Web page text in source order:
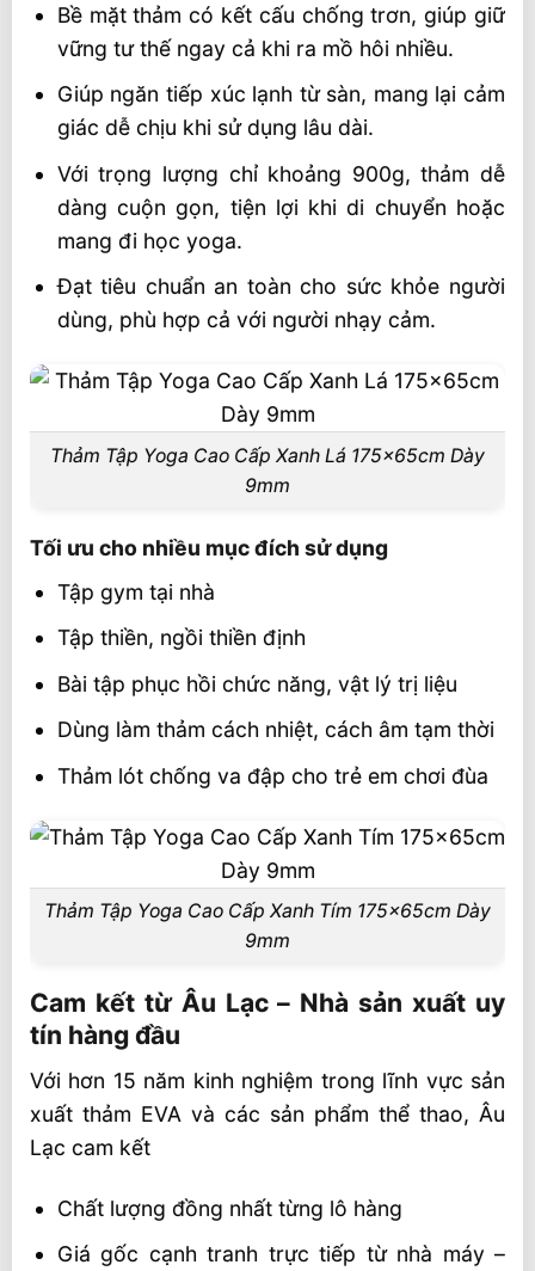
Bề mặt thảm có kết cấu chống trơn, giúp giữ
vững tư thế ngay cả khi ra mồ hôi nhiều.
Giúp ngăn tiếp xúc lạnh từ sàn, mang lại cảm
giác dễ chịu khi sử dụng lâu dài.
Với trọng lượng chỉ khoảng 900g, thảm dễ
dàng cuộn gọn, tiện lợi khi di chuyển hoặc
mang đi học yoga.
Đạt tiêu chuẩn an toàn cho sức khỏe người
dùng, phù hợp cả với người nhạy cảm.
Thảm Tập Yoga Cao Cấp Xanh Lá 175x65cm Dày
9mm
Tối ưu cho nhiều mục đích sử dụng
Tập gym tại nhà
Tập thiền, ngồi thiền định
Bài tập phục hồi chức năng, vật lý trị liệu
Dùng làm thảm cách nhiệt, cách âm tạm thời
Thảm lót chống va đập cho trẻ em chơi đùa
Thảm Tập Yoga Cao Cấp Xanh Tím 175x65cm Dày
9mm
Cam kết từ Âu Lạc – Nhà sản xuất uy
tín hàng đầu
Với hơn 15 năm kinh nghiệm trong lĩnh vực sản
xuất thảm EVA và các sản phẩm thể thao, Âu
Lạc cam kết
Chất lượng đồng nhất từng lô hàng
Giá gốc cạnh tranh trực tiếp từ nhà máy –